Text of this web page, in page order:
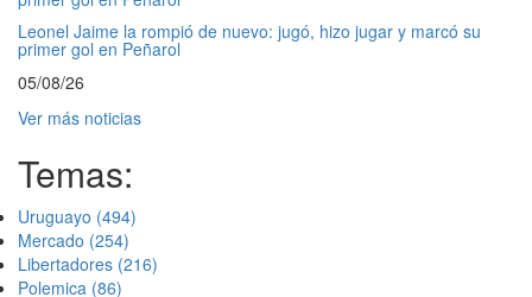
Leonel Jaime la rompió de nuevo: jugó, hizo jugar y marcó su
primer gol en Peñarol
05/08/26
Ver más noticias
Temas:
Uruguayo (494)
Mercado (254)
Libertadores (216)
Polemica (86)